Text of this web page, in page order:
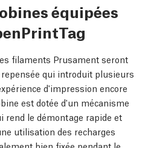
équipées
filaments Prusament seront
qui introduit plusieurs
d'impression encore
est dotée d'un mécanisme
rend le démontage rapide et
utilisation des recharges